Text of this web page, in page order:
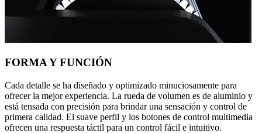
FORMA Y FUNCIÓN
Cada detalle se ha diseñado y optimizado minuciosamente para
ofrecer la mejor experiencia. La rueda de volumen es de aluminio y
está tensada con precisión para brindar una sensación y control de
primera calidad. El suave perfil y los botones de control multimedia
ofrecen una respuesta táctil para un control fácil e intuitivo.